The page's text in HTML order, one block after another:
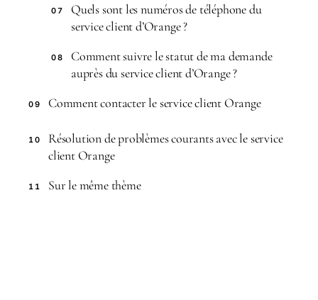
07
Quels sont les numéros de téléphone du
service client d’Orange ?
08
Comment suivre le statut de ma demande
auprès du service client d’Orange ?
09 Comment contacter le service client Orange
10
Résolution de problèmes courants avec le service
client Orange
11 Sur le même thème